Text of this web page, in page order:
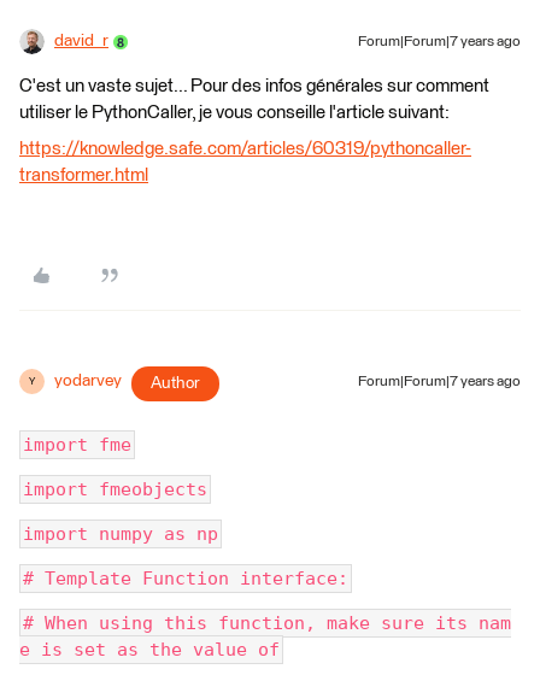
david_r Forum|Forum|7 years ago
C'est un vaste sujet... Pour des infos générales sur comment
utiliser le PythonCaller, je vous conseille l'article suivant:
https://knowledge.safe.com/articles/60319/pythoncaller-
transformer.html
Y yodarvey Author Forum|Forum|7 years ago
import fme
import fmeobjects
import numpy as np
# Template Function interface:
# When using this function, make sure its nam
e is set as the value of